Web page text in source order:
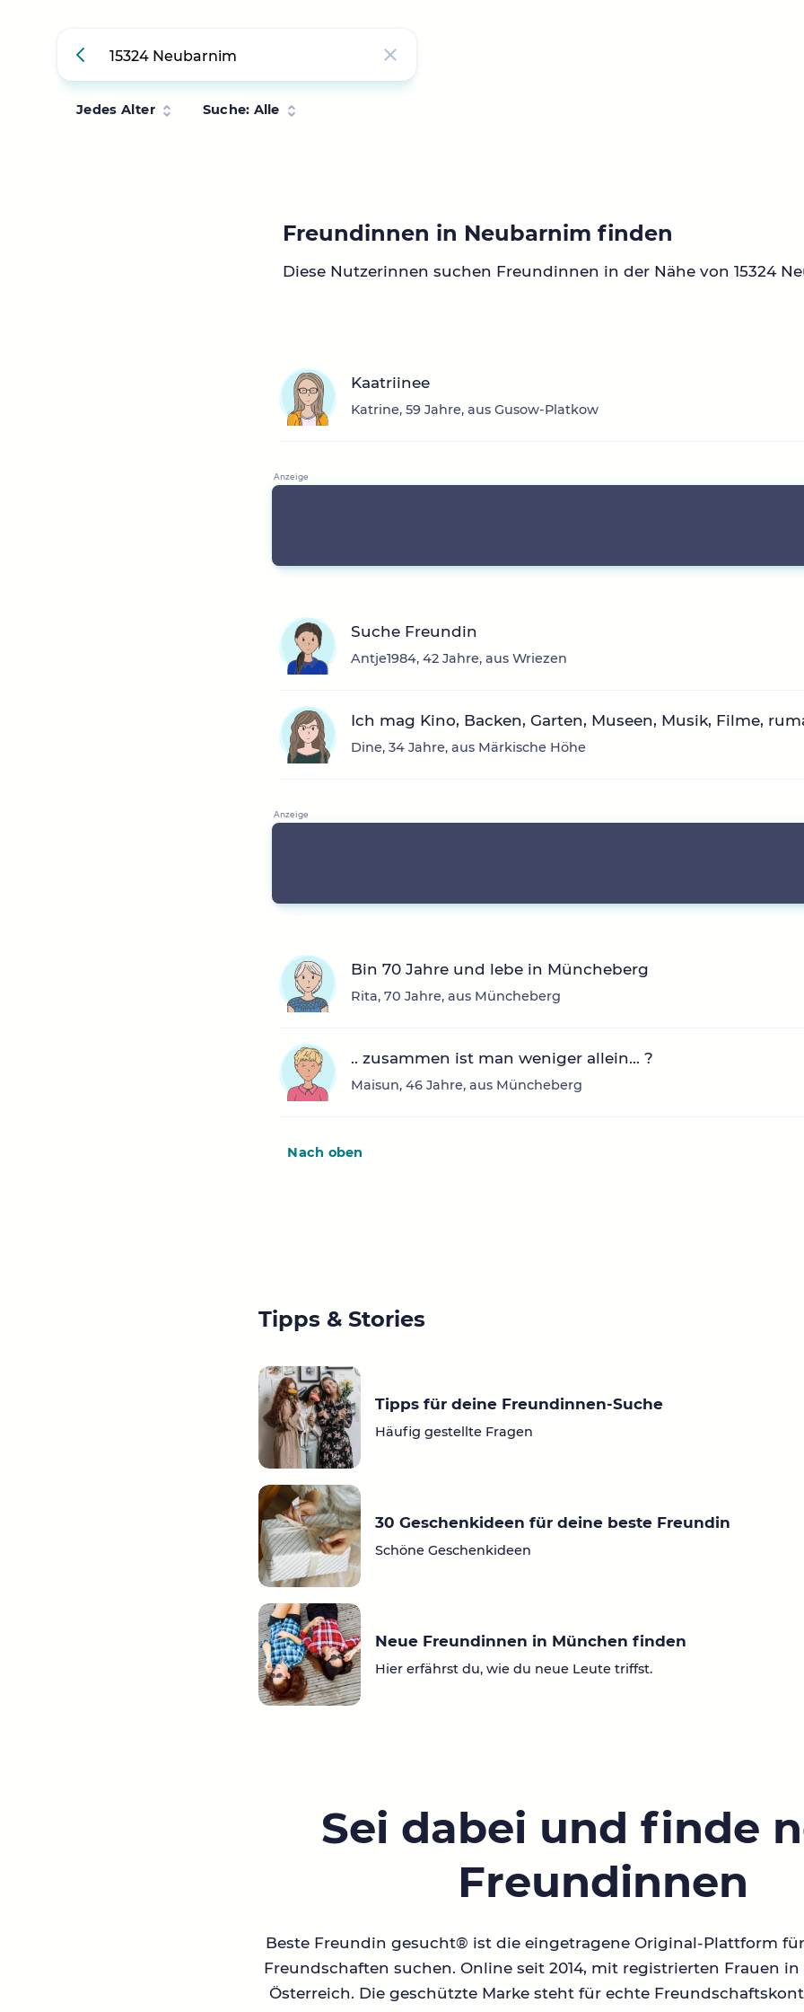
Jedes Alter Suche: Alle
Freundinnen in Neubarnim finden
Diese Nutzerinnen suchen Freundinnen in der Nähe von 15324
Kaatriinee
Katrine, 59 Jahre, aus Gusow-Platkow
Suche Freundin
Antje1984, 42 Jahre, aus Wriezen
Ich mag Kino, Backen, Garten, Museen, Musik, Filme,
Dine, 34 Jahre, aus Märkische Höhe
Bin 70 Jahre und lebe in Müncheberg
Rita, 70 Jahre, aus Müncheberg
.. zusammen ist man weniger allein... ?
Maisun, 46 Jahre, aus Müncheberg
Nach oben
Tipps & Stories
Tipps für deine Freundinnen-Suche
Häufig gestellte Fragen
30 Geschenkideen für deine beste Freundin
Schöne Geschenkideen
Neue Freundinnen in München finden
Hier erfährst du, wie du neue Leute triffst.
Sei dabei und finde
Freundinnen
Beste Freundin gesucht® ist die eingetragene Original-Plattform
Freundschaften suchen. Online seit 2014, mit registrierten Frauen
Österreich. Die geschützte Marke steht für echte